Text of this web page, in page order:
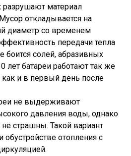
разрушают материал
откладывается на
диаметр со временем
передачи тепла
боится солей, абразивных
лет батареи работают так же
и в первый день после
не выдерживают
давления воды, однако
страшны. Такой вариант
обустройстве отопления с